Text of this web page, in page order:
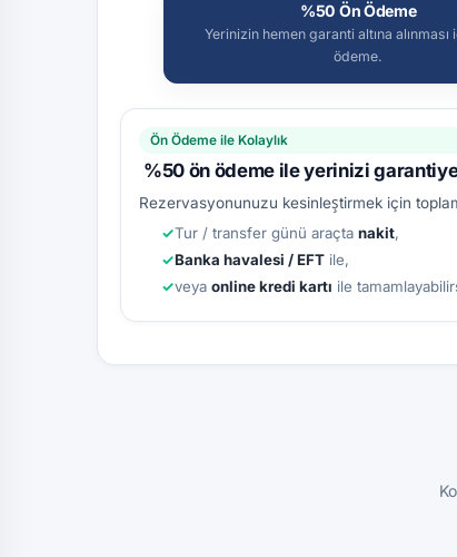
%50 Ön Ödeme
Yerinizin hemen garanti altına alınması
ödeme.
Ön Ödeme ile Kolaylık
%50 ön ödeme ile yerinizi garantiye
Rezervasyonunuzu kesinleştirmek için
Tur / transfer günü araçta nakit,
Banka havalesi / EFT ile,
veya online kredi kartı ile